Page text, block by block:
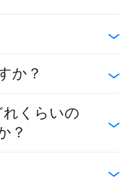
か？
くらいの
？